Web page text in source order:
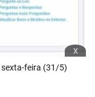
x
feira (31/5)